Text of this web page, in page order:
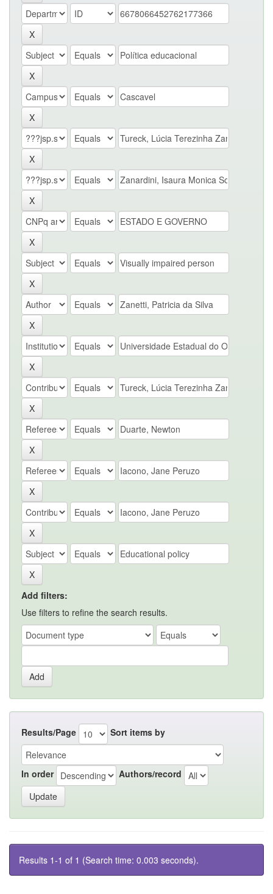
Add filters:
Use filters to refine the search results.
Results/Page Sort items by
In order Authors/record
Results 1-1 of 1 (Search time: 0.003 seconds).